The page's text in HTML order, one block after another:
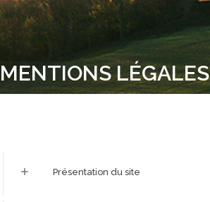
MENTIONS LÉGALES
Présentation du site